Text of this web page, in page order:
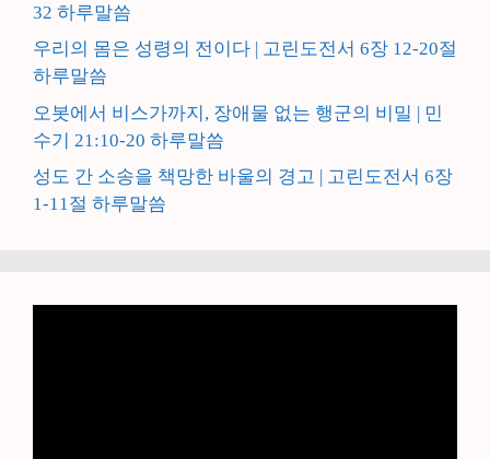
32 하루말씀
우리의 몸은 성령의 전이다 | 고린도전서 6장 12-20절
하루말씀
오봇에서 비스가까지, 장애물 없는 행군의 비밀 | 민
수기 21:10-20 하루말씀
성도 간 소송을 책망한 바울의 경고 | 고린도전서 6장
1-11절 하루말씀